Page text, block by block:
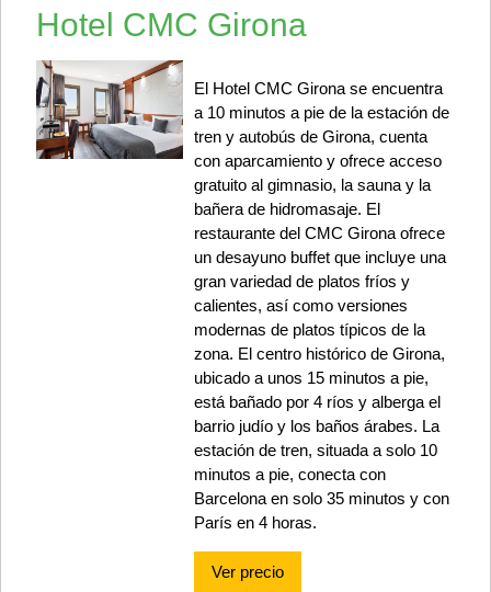
Hotel CMC Girona
El Hotel CMC Girona se encuentra
a 10 minutos a pie de la estación de
tren y autobús de Girona, cuenta
con aparcamiento y ofrece acceso
gratuito al gimnasio, la sauna y la
bañera de hidromasaje. El
restaurante del CMC Girona ofrece
un desayuno buffet que incluye una
gran variedad de platos fríos y
calientes, así como versiones
modernas de platos típicos de la
zona. El centro histórico de Girona,
ubicado a unos 15 minutos a pie,
está bañado por 4 ríos y alberga el
barrio judío y los baños árabes. La
estación de tren, situada a solo 10
minutos a pie, conecta con
Barcelona en solo 35 minutos y con
París en 4 horas.
Ver precio